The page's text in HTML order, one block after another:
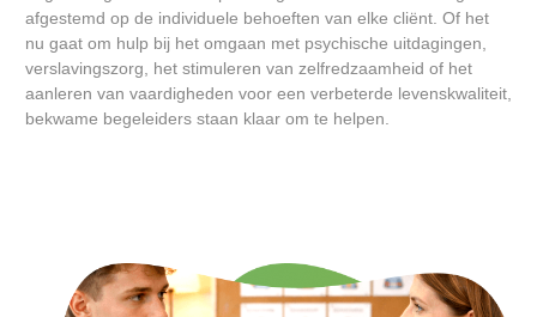
afgestemd op de individuele behoeften van elke cliënt. Of het
nu gaat om hulp bij het omgaan met psychische uitdagingen,
verslavingszorg, het stimuleren van zelfredzaamheid of het
aanleren van vaardigheden voor een verbeterde levenskwaliteit,
bekwame begeleiders staan klaar om te helpen.